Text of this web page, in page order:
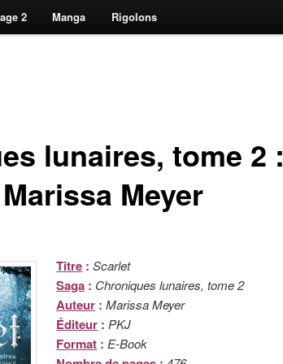
2 Manga Rigolons
lunaires, tome 2 :
Meyer
Titre : Scarlet
Saga : Chroniques lunaires, tome 2
Auteur :Marissa Meyer
Éditeur : PKJ
Format : E-Book